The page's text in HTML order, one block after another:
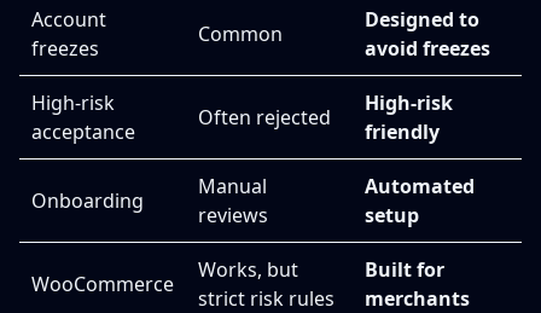
Account
freezes
Common
Designed to
avoid freezes
High-risk
acceptance
Often rejected
High-risk
friendly
Onboarding
Manual
reviews
Automated
setup
WooCommerce
Works, but
strict risk rules
Built for
merchants